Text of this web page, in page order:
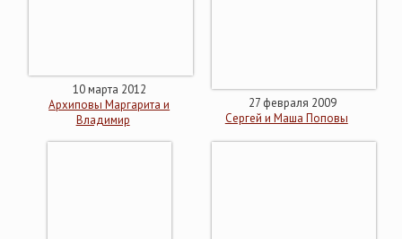
10 марта 2012
Архиповы Маргарита и
Владимир
27 февраля 2009
Сергей и Маша Поповы